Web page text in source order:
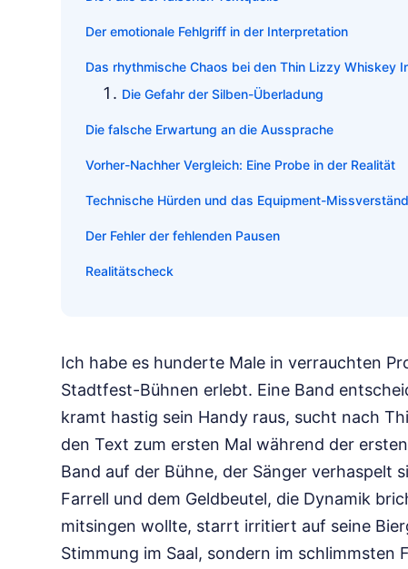
Der emotionale Fehlgriff in der Interpretation
Das rhythmische Chaos bei den Thin Lizzy Whiskey
Die Gefahr der Silben-Überladung
Die falsche Erwartung an die Aussprache
Vorher-Nachher Vergleich: Eine Probe in der Realität
Technische Hürden und das Equipment-
Der Fehler der fehlenden Pausen
Realitätscheck
Ich habe es hunderte Male in verrauchten
Stadtfest-Bühnen erlebt. Eine Band
kramt hastig sein Handy raus, sucht nach
den Text zum ersten Mal während der
Band auf der Bühne, der Sänger verhaspelt
Farrell und dem Geldbeutel, die Dynamik
mitsingen wollte, starrt irritiert auf seine
Stimmung im Saal, sondern im schlimmsten